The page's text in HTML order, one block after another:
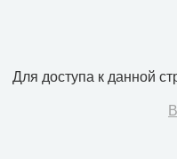
Для доступа к данной